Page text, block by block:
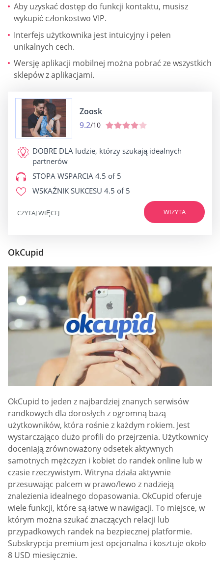
Aby uzyskać dostęp do funkcji kontaktu, musisz
wykupić członkostwo VIP.
Interfejs użytkownika jest intuicyjny i pełen
unikalnych cech.
Wersję aplikacji mobilnej można pobrać ze wszystkich
sklepów z aplikacjami.
Zoosk
9.2/10
DOBRE DLA ludzie, którzy szukają idealnych
partnerów
STOPA WSPARCIA 4.5 of 5
WSKAŹNIK SUKCESU 4.5 of 5
WIZYTA
CZYTAJ WIĘCEJ
OkCupid
OkCupid to jeden z najbardziej znanych serwisów
randkowych dla dorosłych z ogromną bazą
użytkowników, która rośnie z każdym rokiem. Jest
wystarczająco dużo profili do przejrzenia. Użytkownicy
doceniają zrównoważony odsetek aktywnych
samotnych mężczyzn i kobiet do randek online lub w
czasie rzeczywistym. Witryna działa aktywnie
przesuwając palcem w prawo/lewo z nadzieją
znalezienia idealnego dopasowania. OkCupid oferuje
wiele funkcji, które są łatwe w nawigacji. To miejsce, w
którym można szukać znaczących relacji lub
przypadkowych randek na bezpiecznej platformie.
Subskrypcja premium jest opcjonalna i kosztuje około
8 USD miesięcznie.